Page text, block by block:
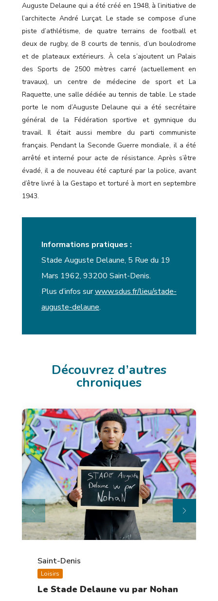
Auguste Delaune qui a été créé en 1948, à l’initiative de
l’architecte André Lurçat. Le stade se compose d’une
piste d’athlétisme, de quatre terrains de football et
deux de rugby, de 8 courts de tennis, d’un boulodrome
et de plateaux extérieurs. À cela s’ajoutent un Palais
des Sports de 2500 mètres carré (actuellement en
travaux), un centre de médecine de sport et La
Raquette, une salle dédiée au tennis de table. Le stade
porte le nom d’Auguste Delaune qui a été secrétaire
général de la Fédération sportive et gymnique du
travail. Il était aussi membre du parti communiste
français. Pendant la Seconde Guerre mondiale, il a été
arrêté et interné pour acte de résistance. Après s’être
évadé, il a de nouveau été capturé par la police, avant
d’être livré à la Gestapo et torturé à mort en septembre
1943.
Informations pratiques :
Stade Auguste Delaune, 5 Rue du 19
Mars 1962, 93200 Saint-Denis.
Plus d’infos surwww.sdus.fr/lieu/stade-
auguste-delaune.
Découvrez d’autres
chroniques
Saint-Denis
Loisirs
Le Stade Delaune vu par Nohan